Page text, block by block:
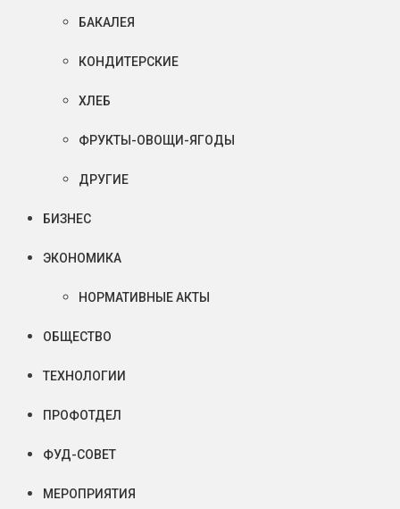
БАКАЛЕЯ
КОНДИТЕРСКИЕ
ХЛЕБ
ФРУКТЫ-ОВОЩИ-ЯГОДЫ
ДРУГИЕ
БИЗНЕС
ЭКОНОМИКА
НОРМАТИВНЫЕ АКТЫ
ОБЩЕСТВО
ТЕХНОЛОГИИ
ПРОФОТДЕЛ
ФУД-СОВЕТ
МЕРОПРИЯТИЯ